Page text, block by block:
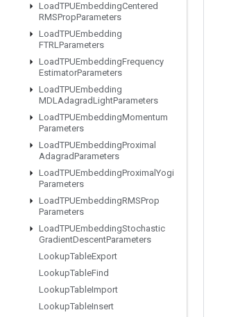
LoadTPUEmbeddingCentered
RMSPropParameters
LoadTPUEmbedding
FTRLParameters
LoadTPUEmbeddingFrequency
EstimatorParameters
LoadTPUEmbedding
MDLAdagradLightParameters
LoadTPUEmbeddingMomentum
Parameters
LoadTPUEmbeddingProximal
AdagradParameters
LoadTPUEmbeddingProximal Yogi
Parameters
LoadTPUEmbeddingRMSProp
Parameters
LoadTPUEmbeddingStochastic
GradientDescentParameters
LookupTableExport
LookupTableFind
LookupTableImport
LookupTableInsert